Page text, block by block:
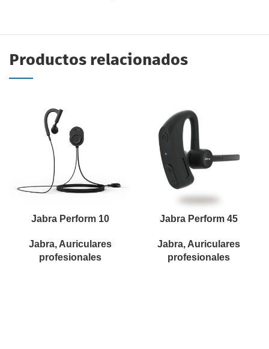
Productos relacionados
Jabra Perform 10
Jabra, Auriculares
profesionales
Jabra Perform 45
Jabra, Auriculares
profesionales